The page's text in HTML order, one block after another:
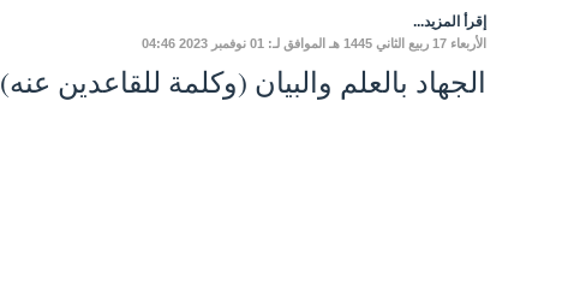
إقرأ المزيد...
الأربعاء 17 ربيع الثاني 1445 هـ الموافق لـ: 01 نوفمبر 2023 04:46
الجهاد بالعلم والبيان (وكلمة للقاعدين عنه)